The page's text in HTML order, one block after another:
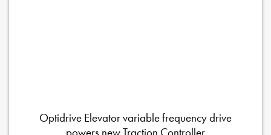
Optidrive Elevator variable frequency drive